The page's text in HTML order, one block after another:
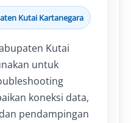
Kutai Kartanegara
Kutai
untuk
koneksi data,
pendampingan